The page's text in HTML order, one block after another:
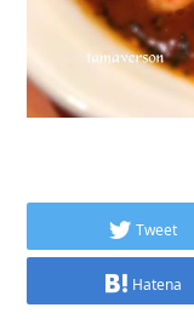
Tweet
Hatena